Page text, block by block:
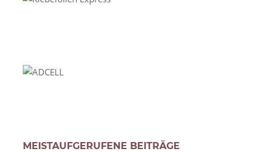
MEISTAUFGERUFENE BEITRÄGE